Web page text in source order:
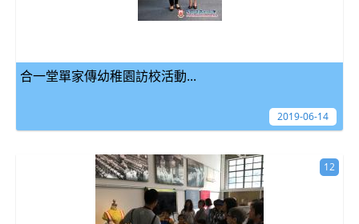
合一堂單家傳幼稚園訪校活動...
2019-06-14
12